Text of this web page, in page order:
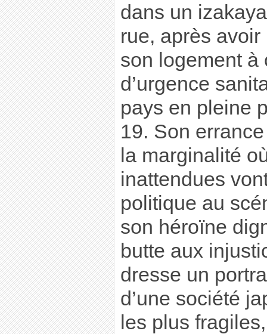
dans un
rue, après
son logement à
d’urgence
pays en pleine
19. Son
la marginalité
inattendues
politique au
son héroïne
butte aux
dresse un
d’une société
les plus